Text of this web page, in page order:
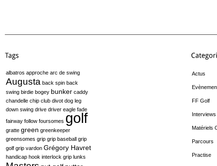
albatros approche arc de swing
Augusta back spin back
swing birdie bogey bunker caddy
chandelle chip club divot dog leg
down swing drive driver eagle fade
fairway follow foursomes golf
gratte green greenkeeper
greensomes grip grip baseball grip
golf grip vardon Grégory Havret
handicap hook interlock grip lunks
Actus
FF Golf
Interviews
Matériels
Parcours
Practise